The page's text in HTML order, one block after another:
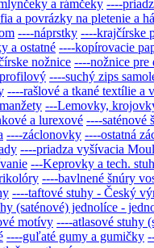
a rámčeky ----
a povrázky na pletenie a
----náprstky ----krajčírske
a ostatné ----kopírovacie
nožnice ----nožnice pre
----suchý zips
----rašlové a tkané textílie a
---Lemovky,
a lurexové ----saténové
----záclonovky ----ostatná
----priadza vyšívacia
---Keprovky a tech.
----bavlnené šnúry
----taftové stuhy - Český
(saténové) jednolíce -
motívy ----atlasové stuhy
----guľaté gumy a gumičky